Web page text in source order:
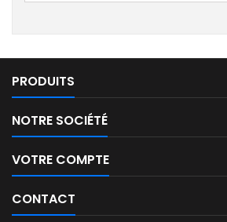
PRODUITS
NOTRE SOCIÉTÉ
VOTRE COMPTE
CONTACT